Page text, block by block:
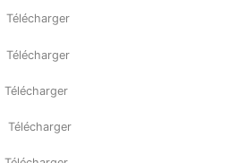
Télécharger
Télécharger
Télécharger
Télécharger